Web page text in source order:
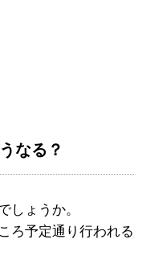
なる？
しょうか。
ろ予定通り行われる